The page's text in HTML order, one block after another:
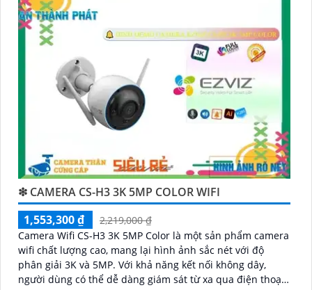
thiệu sản phẩm Camera Wifi Ezviz.
❇ CAMERA CS-H3 3K 5MP COLOR WIFI
1,553,300 ₫
2,219,000 ₫
Camera Wifi CS-H3 3K 5MP Color là một sản phẩm camera
wifi chất lượng cao, mang lại hình ảnh sắc nét với độ
phân giải 3K và 5MP. Với khả năng kết nối không dây,
người dùng có thể dễ dàng giám sát từ xa qua điện thoại